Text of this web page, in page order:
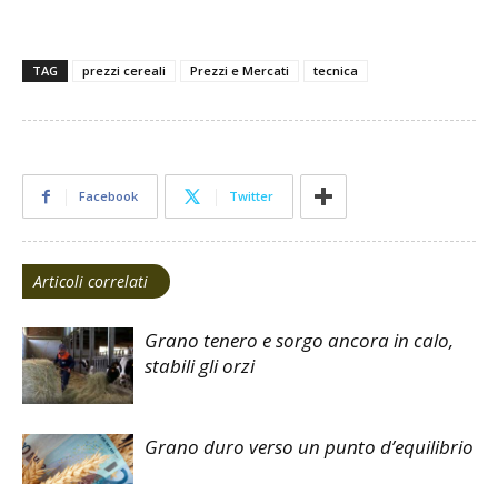
TAG prezzi cereali Prezzi e Mercati tecnica
Facebook Twitter
Articoli correlati
Grano tenero e sorgo ancora in calo,
stabili gli orzi
Grano duro verso un punto d’equilibrio